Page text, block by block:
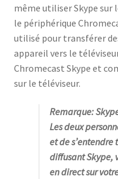
même utiliser Skype sur
le périphérique
utilisé pour transférer
appareil vers le
Chromecast Skype et
sur le téléviseur.
Remarque:
Les deux
et de s’entendre
diffusant Skype,
en direct sur